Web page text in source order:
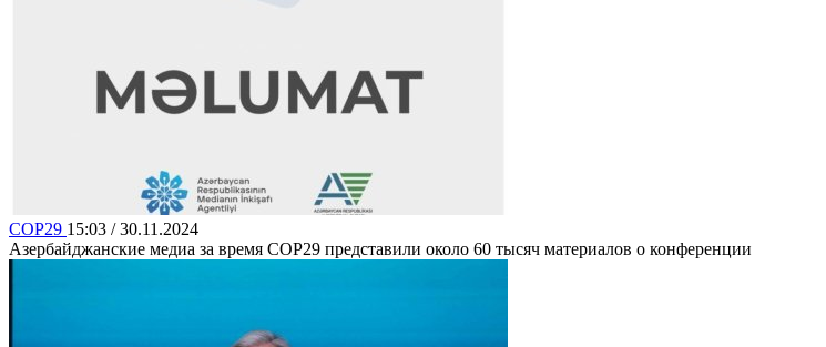
COP29 15:03 / 30.11.2024
Азербайджанские медиа за время COP29 представили около 60 тысяч материалов о конференции